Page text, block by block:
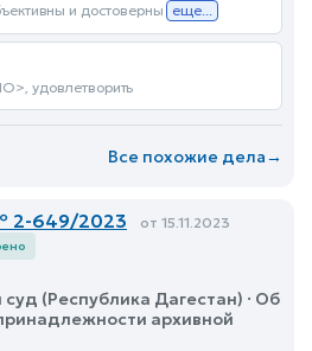
и достоверны еще...
удовлетворить
Все похожие дела→
2-649/2023 от 15.11.2023
(Республика Дагестан) · Об
архивной